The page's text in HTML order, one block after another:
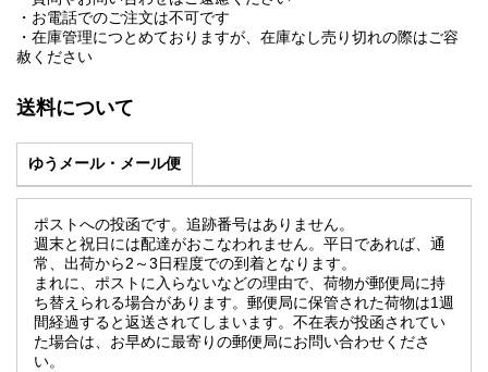
・お電話でのご注文は不可です
・在庫管理につとめておりますが、在庫なし売り切れの際はご容
赦ください
送料について
ゆうメール・メール便
ポストへの投函です。追跡番号はありません。
週末と祝日には配達がおこなわれません。平日であれば、通
常、出荷から2～3日程度での到着となります。
まれに、ポストに入らないなどの理由で、荷物が郵便局に持
ち替えられる場合があります。郵便局に保管された荷物は1週
間経過すると返送されてしまいます。不在表が投函されてい
た場合は、お早めに最寄りの郵便局にお問い合わせくださ
い。